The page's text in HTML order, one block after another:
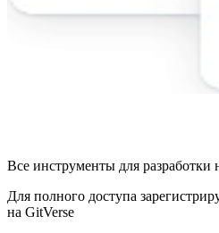
Все инструменты для разработки
Для полного доступа
на GitVerse